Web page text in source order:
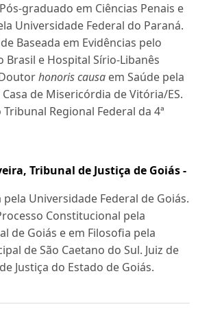
graduado em Ciências Penais e
Universidade Federal do Paraná.
Baseada em Evidências pelo
Brasil e Hospital Sírio-Libanês
honoris causa em Saúde pela
de Misericórdia de Vitória/ES.
Regional Federal da 4ª
Tribunal de Justiça de Goiás -
Universidade Federal de Goiás.
Constitucional pela
de Goiás e em Filosofia pela
de São Caetano do Sul. Juiz de
Justiça do Estado de Goiás.